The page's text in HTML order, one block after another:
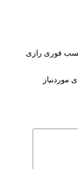
فوری رازی
موردنیاز